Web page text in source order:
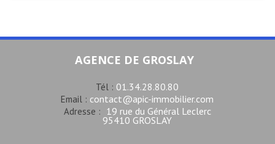
AGENCE DE GROSLAY
Tél : 01.34.28.80.80
Email : contact@apic-immobilier.com
Adresse : 19 rue du Général Leclerc
95410 GROSLAY